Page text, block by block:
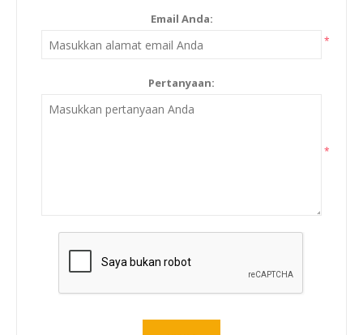
Email Anda:
*
Pertanyaan:
*